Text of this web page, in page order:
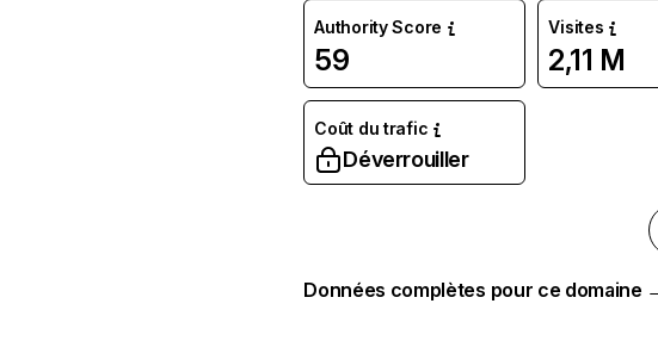
Authority Score
59
Visites
2,11 M
Coût du trafic
Déverrouiller
Données complètes pour ce domaine